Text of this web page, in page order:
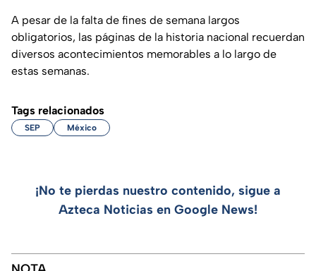
A pesar de la falta de fines de semana largos
obligatorios, las páginas de la historia nacional recuerdan
diversos acontecimientos memorables a lo largo de
estas semanas.
Tags relacionados
SEP México
¡No te pierdas nuestro contenido, sigue a
Azteca Noticias en Google News!